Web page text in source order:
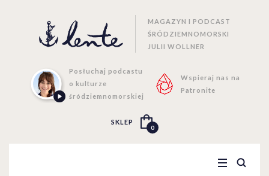
MAGAZYN I PODCAST
ŚRÓDZIEMNOMORSKI
JULII WOLLNER
Posłuchaj podcastu
o kulturze
śródziemnomorskiej
Wspieraj nas na
Patronite
SKLEP
0